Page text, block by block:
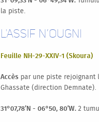
la piste.
L'Assif n’Ougni
Feuille NH-29-XXIV-1 (Skoura)
Accèspar une piste rejoignant
Ghassate (direction Demnate).
31°07,78’N - 06°50, 80’W.2